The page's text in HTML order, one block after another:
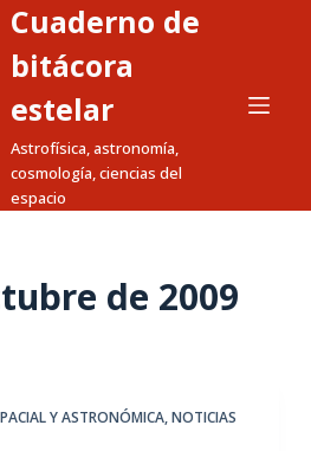
Cuaderno de
bitácora
estelar
Astrofísica, astronomía,
cosmología, ciencias del
espacio
de 2009
Y ASTRONÓMICA,NOTICIAS